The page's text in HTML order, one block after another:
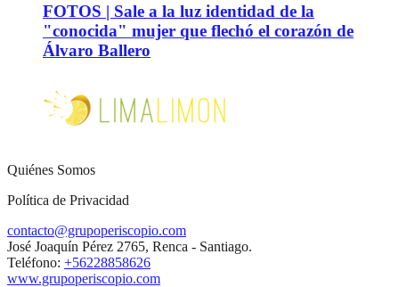
FOTOS | Sale a la luz identidad de la
"conocida" mujer que flechó el corazón de
Álvaro Ballero
Quiénes Somos
Política de Privacidad
contacto@grupoperiscopio.com
José Joaquín Pérez 2765, Renca - Santiago.
Teléfono: +56228858626
www.grupoperiscopio.com